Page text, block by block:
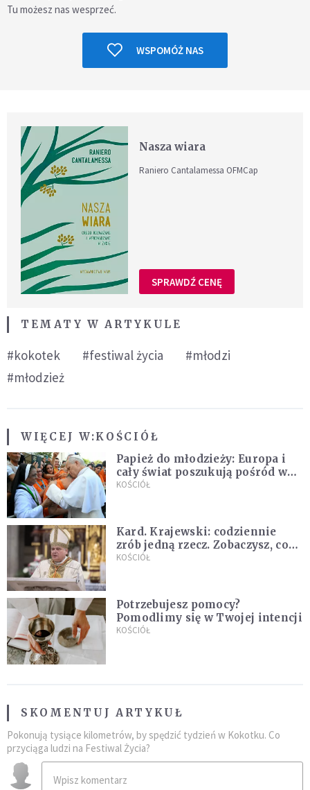
Tu możesz nas wesprzeć.
WSPOMÓŻ NAS
Nasza wiara
Raniero Cantalamessa OFMCap
SPRAWDŹ CENĘ
TEMATY W ARTYKULE
#kokotek #festiwal życia
#młodzi
#młodzież
WIĘCEJ W:KOŚCIÓŁ
Papież do młodzieży: Europa i
cały świat poszukują pośród was
nowych świętych
KOŚCIÓŁ
Kard. Krajewski: codziennie
zrób jedną rzecz. Zobaczysz, co
stanie się z twoim życiem
KOŚCIÓŁ
Potrzebujesz pomocy?
Pomodlimy się w Twojej intencji
KOŚCIÓŁ
SKOMENTUJ ARTYKUŁ
Pokonują tysiące kilometrów, by spędzić tydzień w Kokotku. Co
przyciąga ludzi na Festiwal Życia?